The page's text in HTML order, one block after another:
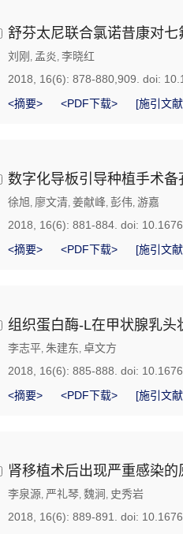
舒芬太尼联合氯诺昔康对
刘刚 , 孟炎, 李晓红
2018, 16(6): 878-880,909. doi:
<摘要>
<PDF下载> [施引文
数字化导板引导种植手术
徐旭, 廖文清, 姜献峰, 彭伟, 游嘉
2018, 16(6): 881-884. doi:
<摘要>
<PDF下载> [施引文
组织蛋白酶-L在甲状腺乳头
李志平, 朱建东, 卓文方
2018, 16(6): 885-888. doi:
<摘要>
<PDF下载> [施引文
肾移植术后出现严重感染
李泉源, 严礼琴, 魏涧 , 史秀岩
2018, 16(6): 889-891. doi: